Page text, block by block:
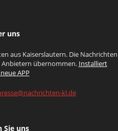
uns
aus Kaiserslautern. Die Nachrichten
Anbietern übernommen. Installiert
APP
kl.de
Sie uns